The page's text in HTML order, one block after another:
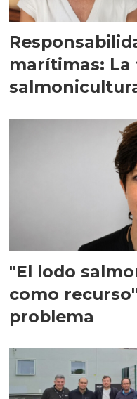
marítimas: La
"El lodo
como
problema